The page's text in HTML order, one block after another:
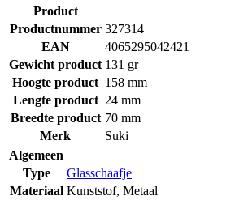
Product
Productnummer 327314
EAN
4065295042421
Gewicht product 131 gr
Hoogte product 158 mm
Lengte product 24 mm
Breedte product 70 mm
Merk
Suki
Algemeen
Type
Glasschaafje
Materiaal Kunststof, Metaal